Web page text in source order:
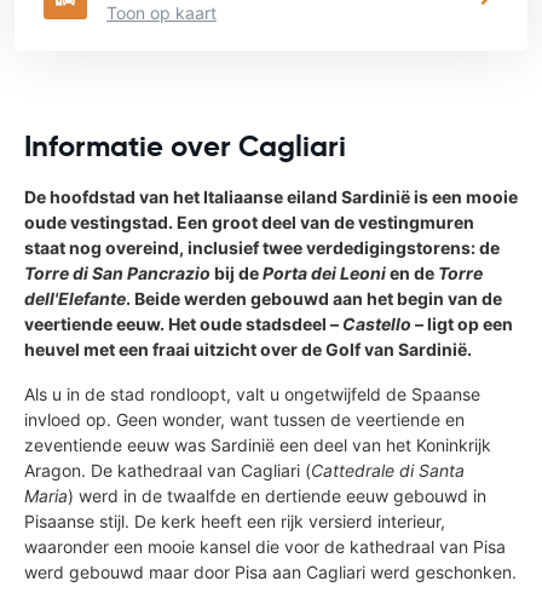
Toon op kaart
Informatie over Cagliari
De hoofdstad van het Italiaanse eiland Sardinië is een mooie
oude vestingstad. Een groot deel van de vestingmuren
staat nog overeind, inclusief twee verdedigingstorens: de
Torre di San Pancrazio bij dePorta dei Leonien de Torre
dell'Elefante. Beide werden gebouwd aan het begin van de
veertiende eeuw. Het oude stadsdeel – Castello – ligt op een
heuvel met een fraai uitzicht over de Golf van Sardinië.
Als u in de stad rondloopt, valt u ongetwijfeld de Spaanse
invloed op. Geen wonder, want tussen de veertiende en
zeventiende eeuw was Sardinië een deel van het Koninkrijk
Aragon. De kathedraal van Cagliari (Cattedrale di Santa
Maria) werd in de twaalfde en dertiende eeuw gebouwd in
Pisaanse stijl. De kerk heeft een rijk versierd interieur,
waaronder een mooie kansel die voor de kathedraal van Pisa
werd gebouwd maar door Pisa aan Cagliari werd geschonken.